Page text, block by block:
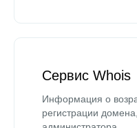
Сервис Whois
Информация о
регистрации